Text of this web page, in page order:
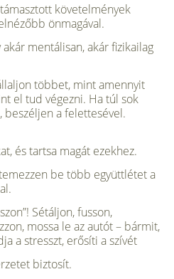
követelmények
önmagával.
mentálisan, akár fizikailag
többet, mint amennyit
el tud végezni. Ha túl sok
beszéljen a felettesével.
és tartsa magát ezekhez.
be több együttlétet a
Sétáljon, fusson,
mossa le az autót – bármit,
a stresszt, erősíti a szívét
biztosít.